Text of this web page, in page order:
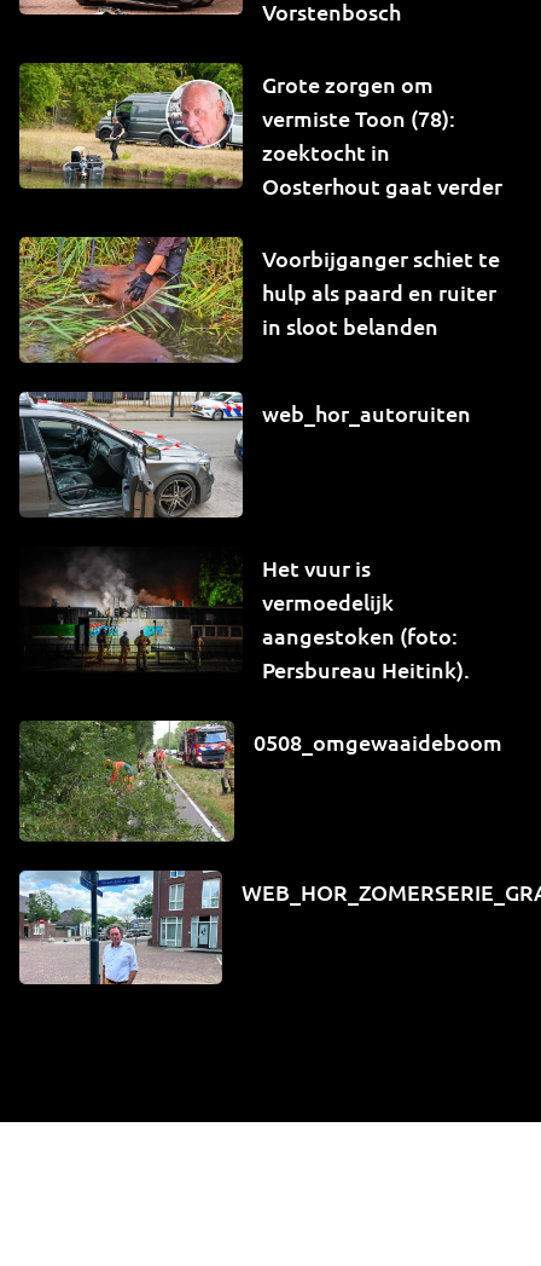
Vorstenbosch
Grote zorgen om
vermiste Toon (78):
zoektocht in
Oosterhout gaat verder
Voorbijganger schiet te
hulp als paard en ruiter
in sloot belanden
web_hor_autoruiten
Het vuur is
vermoedelijk
aangestoken (foto:
Persbureau Heitink).
0508_omgewaaideboom